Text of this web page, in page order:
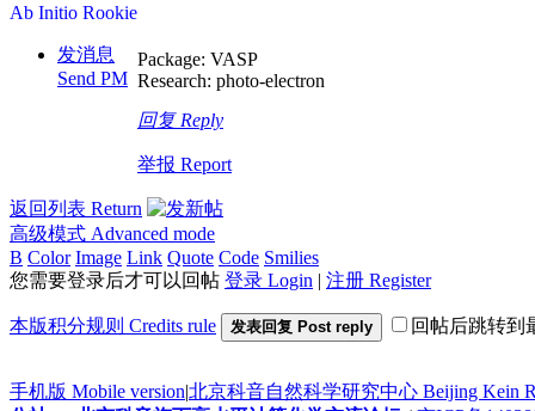
Ab Initio Rookie
发消息
Send PM
Package: VASP
Research: photo-electron
回复 Reply
举报 Report
返回列表 Return
高级模式 Advanced mode
B Color Image Link Quote Code Smilies
您需要登录后才可以回帖 登录 Login | 注册 Register
本版积分规则 Credits rule 发表回复 Post reply 回帖后跳转到
手机版 Mobile version|北京科音自然科学研究中心 Beijing Kein